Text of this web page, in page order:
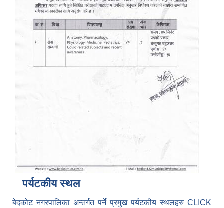
पर्यटकीय स्थल
बेदकोट नगरपालिका अन्तर्गत पर्ने प्रमुख पर्यटकीय स्थलहरु CLICK